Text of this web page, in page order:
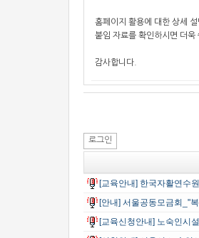
홈페이지 활용에 대한 상세
붙임 자료를 확인하시면 더
감사합니다.
로그인
[교육안내] 한국자활연수
[안내] 서울공동모금회_"
[교육신청안내] 노숙인시